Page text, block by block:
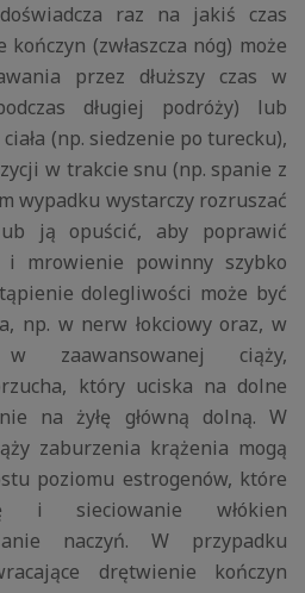
raz na jakiś czas
(zwłaszcza nóg) może
przez dłuższy czas w
długiej podróży) lub
(np. siedzenie po turecku),
w trakcie snu (np. spanie z
wypadku wystarczy rozruszać
ją opuścić, aby poprawić
mrowienie powinny szybko
dolegliwości może być
np. w nerw łokciowy oraz, w
zaawansowanej ciąży,
który uciska na dolne
na żyłę główną dolną. W
zaburzenia krążenia mogą
poziomu estrogenów, które
i sieciowanie włókien
naczyń. W przypadku
drętwienie kończyn